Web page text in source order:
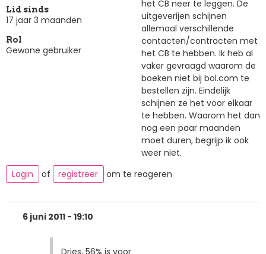
Lid sinds
17 jaar 3 maanden
Rol
Gewone gebruiker
het CB neer te leggen. De
uitgeverijen schijnen
allemaal verschillende
contacten/contracten met
het CB te hebben. Ik heb al
vaker gevraagd waarom de
boeken niet bij bol.com te
bestellen zijn. Eindelijk
schijnen ze het voor elkaar
te hebben. Waarom het dan
nog een paar maanden
moet duren, begrijp ik ook
weer niet.
Login
of registreer om te reageren
6 juni 2011 - 19:10